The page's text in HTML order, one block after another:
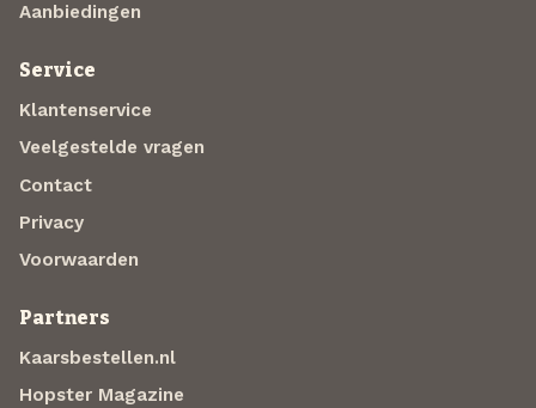
Aanbiedingen
Service
Klantenservice
Veelgestelde vragen
Contact
Privacy
Voorwaarden
Partners
Kaarsbestellen.nl
Hopster Magazine